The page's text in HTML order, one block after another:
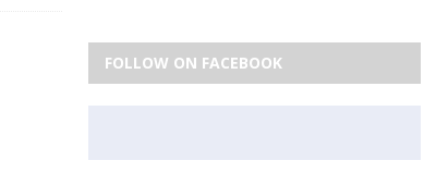
FOLLOW ON FACEBOOK